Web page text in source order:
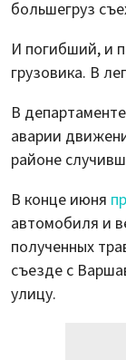
большегруз
И погибший, и
грузовика. В
В
аварии
районе
В конце июня
автомобиля и
полученных
съезде с
улицу.